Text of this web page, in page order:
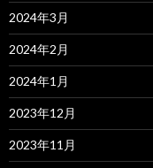
2024年3月
2024年2月
2024年1月
2023年12月
2023年11月